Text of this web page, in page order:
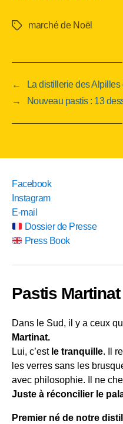
Étiquettes
marché de Noël
←
La distillerie des
→
Nouveau pastis : 13
Facebook
Instagram
E-mail
Dossier de Presse
Press Book
Pastis Martinat
Dans le Sud, il y a ceux
Martinat.
Lui, c’est le tranquille. Il
les verres sans les
avec philosophie. Il ne
Juste à réconcilier le
Premier né de notre